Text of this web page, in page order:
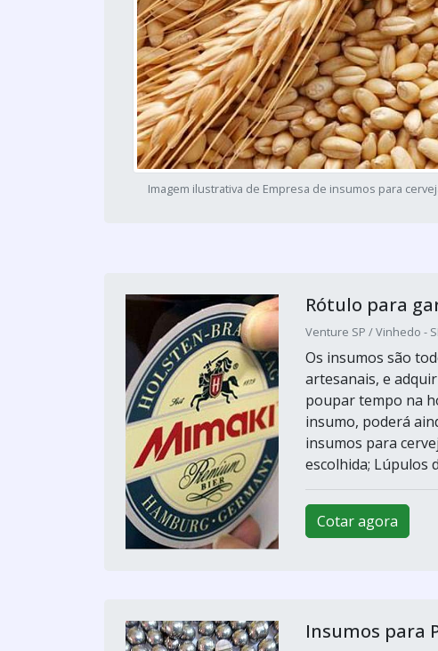
Imagem ilustrativa de Empresa de insumos para
Rótulo para
Venture SP / Vinhedo -
Os insumos são
artesanais, e
poupar tempo na
insumo, poderá
insumos para
escolhida; Lúpulos
Cotar agora
Insumos para